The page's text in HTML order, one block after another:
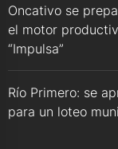
Oncativo se
el motor
“Impulsa”
Río Primero: se
para un loteo